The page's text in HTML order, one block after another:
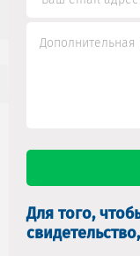
Для того,